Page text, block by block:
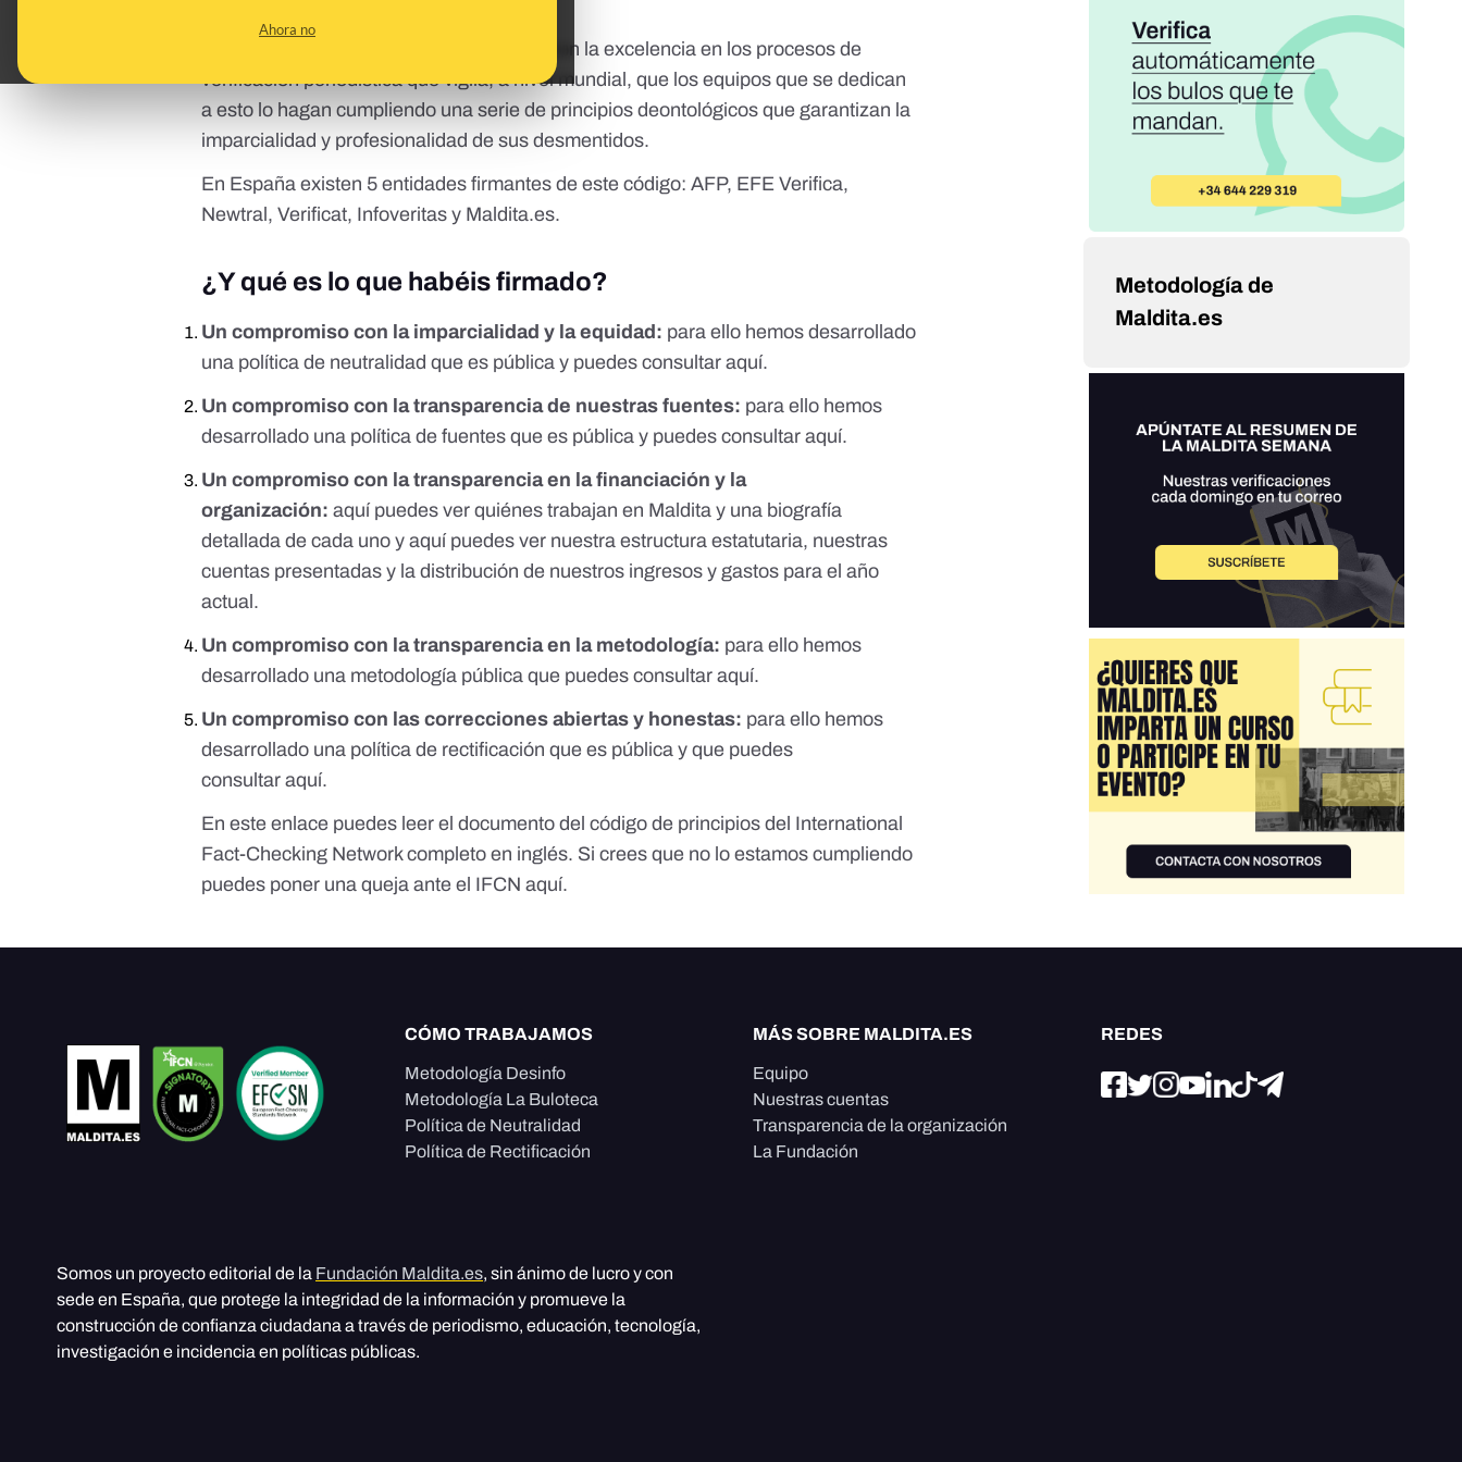
Ahora no
El IFCN es un organismo comprometido con la excelencia en los procesos de
verificación periodística que vigila, a nivel mundial, que los equipos que se dedican
a esto lo hagan cumpliendo una serie de principios deontológicos que garantizan la
imparcialidad y profesionalidad de sus desmentidos.
En España existen 5 entidades firmantes de este código: AFP, EFE Verifica,
Newtral, Verificat, Infoveritas y Maldita.es.
¿Y qué es lo que habéis firmado?
Un compromiso con la imparcialidad y la equidad: para ello hemos desarrollado
una política de neutralidad que es pública y puedes consultaraquí.
Un compromiso con la transparencia de nuestras fuentes: para ello hemos
desarrollado una política de fuentes que es pública y puedes consultaraquí.
Un compromiso con la transparencia en la financiación y la
organización: aquí puedes ver quiénes trabajan en Maldita y una biografía
detallada de cada uno yaquípuedes ver nuestra estructura estatutaria, nuestras
cuentas presentadas y la distribución de nuestros ingresos y gastos para el año
actual.
Un compromiso con la transparencia en la metodología: para ello hemos
desarrollado una metodología pública que puedes consultaraquí.
Un compromiso con las correcciones abiertas y honestas: para ello hemos
desarrollado una política de rectificación que es pública y que puedes
consultaraquí.
Eneste enlace puedes leer el documento del código de principios del International
Fact-Checking Network completo en inglés. Si crees que no lo estamos cumpliendo
puedes poner una queja ante el IFCNaquí.
Metodología de
Maldita.es
CÓMO TRABAJAMOS
Metodología Desinfo
Metodología La Buloteca
Política de Neutralidad
Política de Rectificación
MÁS SOBRE MALDITA.ES
Equipo
Nuestras cuentas
Transparencia de la organización
La Fundación
REDES
Somos un proyecto editorial de la Fundación Maldita.es, sin ánimo de lucro y con
sede en España, que protege la integridad de la información y promueve la
construcción de confianza ciudadana a través de periodismo, educación, tecnología,
investigación e incidencia en políticas públicas.